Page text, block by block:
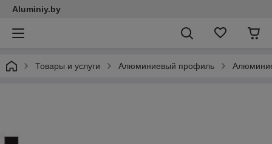
Aluminiy.by
Товары и услуги Алюминиевый профиль